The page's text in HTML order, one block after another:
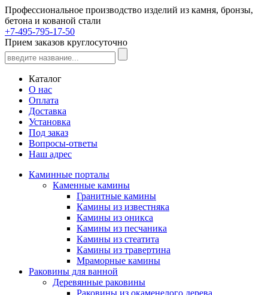
Профессиональное производство изделий из камня, бронзы,
бетона и кованой стали
+7-495-795-17-50
Прием заказов круглосуточно
Каталог
О нас
Оплата
Доставка
Установка
Под заказ
Вопросы-ответы
Наш адрес
Каминные порталы
Каменные камины
Гранитные камины
Камины из известняка
Камины из оникса
Камины из песчаника
Камины из стеатита
Камины из травертина
Мраморные камины
Раковины для ванной
Деревянные раковины
Раковины из окаменелого дерева